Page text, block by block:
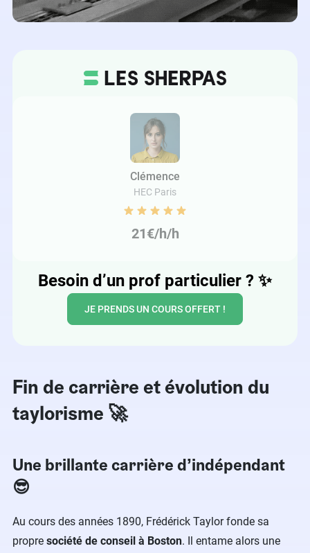
Clémence
HEC Paris
21€/h/h
Besoin d’un prof particulier ? ✨
JE PRENDS UN COURS OFFERT !
Fin de carrière et évolution du
taylorisme 🚀
Une brillante carrière d’indépendant
😎
Au cours des années 1890, Frédérick Taylor fonde sa
propre société de conseil à Boston. Il entame alors une